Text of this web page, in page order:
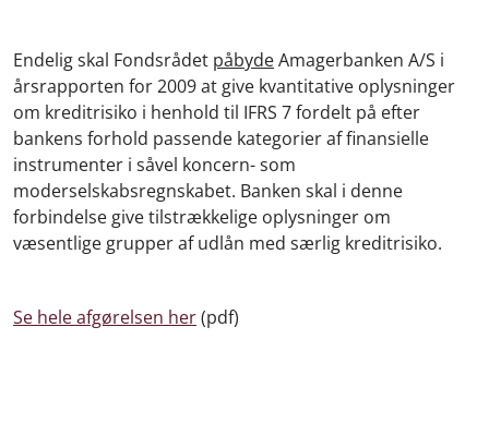
Endelig skal Fondsrådet påbydeAmagerbanken A/S i
årsrapporten for 2009 at give kvantitative oplysninger
om kreditrisiko i henhold til IFRS 7 fordelt på efter
bankens forhold passende kategorier af finansielle
instrumenter i såvel koncern- som
moderselskabsregnskabet. Banken skal i denne
forbindelse give tilstrækkelige oplysninger om
væsentlige grupper af udlån med særlig kreditrisiko.
Se hele afgørelsen her(pdf)